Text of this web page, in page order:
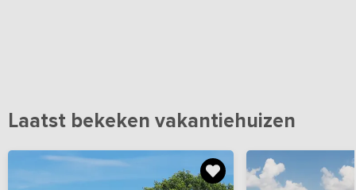
Laatst bekeken vakantiehuizen